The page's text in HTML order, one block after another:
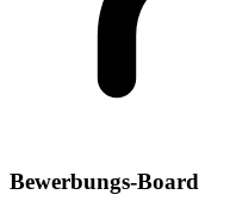
Bewerbungs-Board